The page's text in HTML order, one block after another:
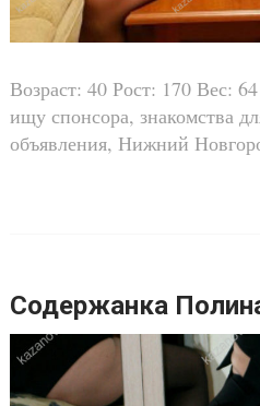
Возраст: 40 Рост: 170 Вес:
ищу спонсора, знакомства
объявления, Нижний
Содержанка